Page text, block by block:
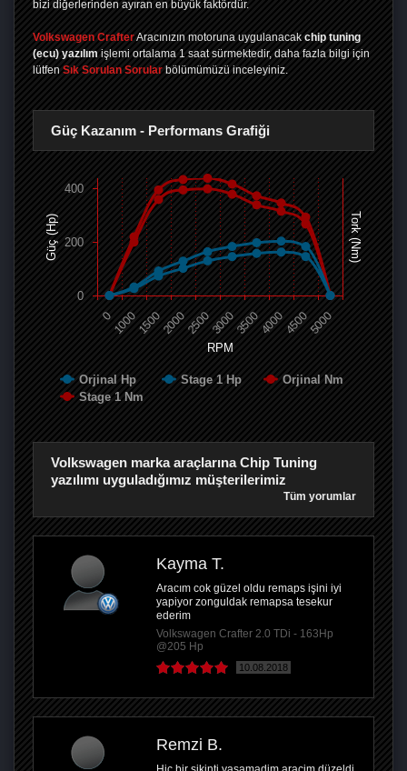
bizi diğerlerinden ayıran en büyük faktördür.
Volkswagen CrafterAracınızın motoruna uygulanacak chip tuning
(ecu) yazılım işlemi ortalama 1 saat sürmektedir, daha fazla bilgi için
lütfen Sık Sorulan Sorular bölümümüzü inceleyiniz.
Güç Kazanım - Performans Grafiği
RPM
Güç (Hp) Tork (Nm)
Orjinal Hp Stage 1 Hp
Orjinal Nm
Stage 1 Nm
0 100015002000250030003500400045005000
0
200
400
Volkswagen marka araçlarına Chip Tuning
yazılımı uyguladığımız müşterilerimiz
Tüm yorumlar
Kayma T.
Aracım cok güzel oldu remaps işini iyi
yapiyor zonguldak remapsa tesekur
ederim
Volkswagen Crafter 2.0 TDi - 163Hp
@205 Hp
10.08.2018
Remzi B.